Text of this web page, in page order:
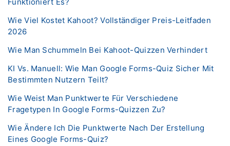
Wie Viel Kostet Kahoot? Vollständiger Preis-Leitfaden
2026
Wie Man Schummeln Bei Kahoot-Quizzen Verhindert
KI Vs. Manuell: Wie Man Google Forms-Quiz Sicher Mit
Bestimmten Nutzern Teilt?
Wie Weist Man Punktwerte Für Verschiedene
Fragetypen In Google Forms-Quizzen Zu?
Wie Ändere Ich Die Punktwerte Nach Der Erstellung
Eines Google Forms-Quiz?